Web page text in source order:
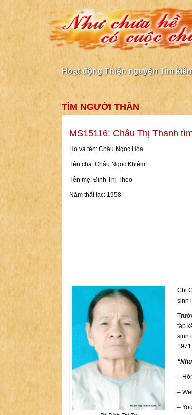
Hoạt động Thiện nguyện Tìm
TÌM NGƯỜI THÂN
MS15116: Châu Thị Thanh
Họ và tên: Châu Ngọc Hóa
Tên cha: Châu Ngọc Khiêm
Tên mẹ: Đinh Thị Theo
Năm thất lạc: 1958
Chị
sinh
tập
sinh
–
–
–